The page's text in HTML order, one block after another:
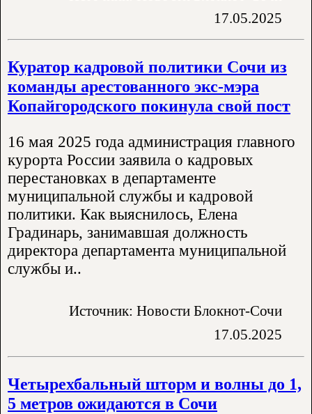
17.05.2025
Куратор кадровой политики Сочи из
команды арестованного экс-мэра
Копайгородского покинула свой пост
16 мая 2025 года администрация главного
курорта России заявила о кадровых
перестановках в департаменте
муниципальной службы и кадровой
политики. Как выяснилось, Елена
Градинарь, занимавшая должность
директора департамента муниципальной
службы и..
Источник: Новости Блокнот-Сочи
17.05.2025
Четырехбальный шторм и волны до 1,
5 метров ожидаются в Сочи